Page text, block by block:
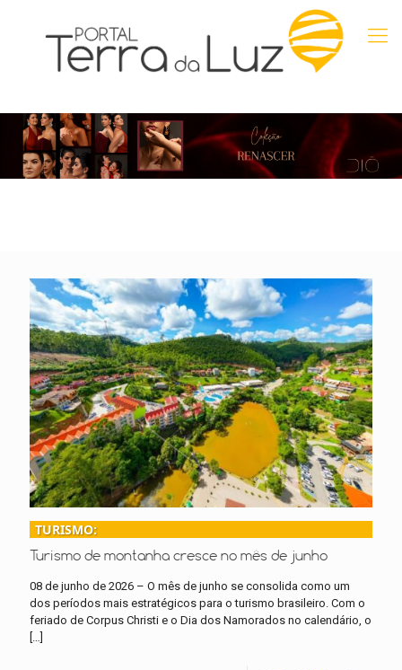
TURISMO:
Turismo de montanha cresce no mês de junho
08 de junho de 2026 – O mês de junho se consolida como um
dos períodos mais estratégicos para o turismo brasileiro. Com o
feriado de Corpus Christi e o Dia dos Namorados no calendário, o
[…]